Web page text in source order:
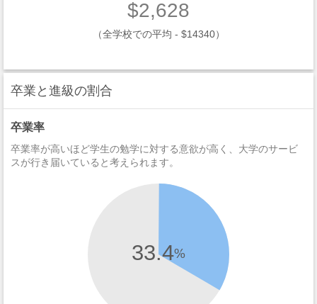
$2,628
（全学校での平均 - $14340）
卒業と進級の割合
卒業率
卒業率が高いほど学生の勉学に対する意欲が高く、大学のサービ
スが行き届いていると考えられます。
33.4%